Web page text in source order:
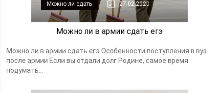
Можно ли сдать 27.02.2020
Можно ли в армии сдать егэ
Можно ли в армии сдать егэ Особенности поступления в вуз
после армии Если вы отдали долг Родине, самое время
подумать...